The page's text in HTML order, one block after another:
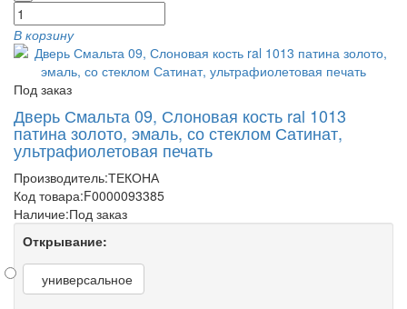
В корзину
Под заказ
Дверь Смальта 09, Слоновая кость ral 1013
патина золото, эмаль, со стеклом Сатинат,
ультрафиолетовая печать
Производитель:ТЕКОНА
Код товара:F0000093385
Наличие:Под заказ
Открывание:
универсальное